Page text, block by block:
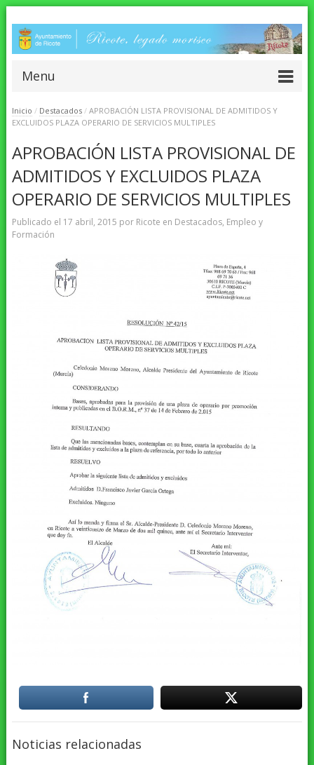
Menu
Inicio / Destacados / APROBACIÓN LISTA PROVISIONAL DE ADMITIDOS Y
EXCLUIDOS PLAZA OPERARIO DE SERVICIOS MULTIPLES
APROBACIÓN LISTA PROVISIONAL DE
ADMITIDOS Y EXCLUIDOS PLAZA
OPERARIO DE SERVICIOS MULTIPLES
Publicado el 17 abril, 2015 por Ricote en Destacados, Empleo y
Formación
Noticias relacionadas